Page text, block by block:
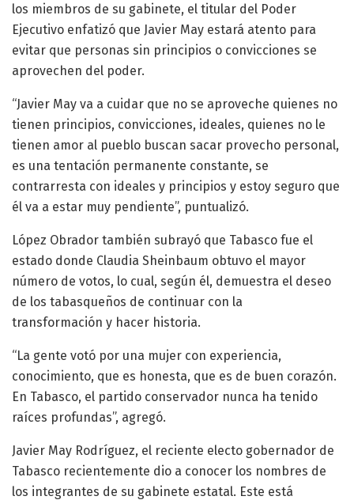
los miembros de su gabinete, el titular del Poder
Ejecutivo enfatizó que Javier May estará atento para
evitar que personas sin principios o convicciones se
aprovechen del poder.
“Javier May va a cuidar que no se aproveche quienes no
tienen principios, convicciones, ideales, quienes no le
tienen amor al pueblo buscan sacar provecho personal,
es una tentación permanente constante, se
contrarresta con ideales y principios y estoy seguro que
él va a estar muy pendiente”, puntualizó.
López Obrador también subrayó que Tabasco fue el
estado donde Claudia Sheinbaum obtuvo el mayor
número de votos, lo cual, según él, demuestra el deseo
de los tabasqueños de continuar con la
transformación y hacer historia.
“La gente votó por una mujer con experiencia,
conocimiento, que es honesta, que es de buen corazón.
En Tabasco, el partido conservador nunca ha tenido
raíces profundas”, agregó.
Javier May Rodríguez, el reciente electo gobernador de
Tabasco recientemente dio a conocer los nombres de
los integrantes de su gabinete estatal. Este está